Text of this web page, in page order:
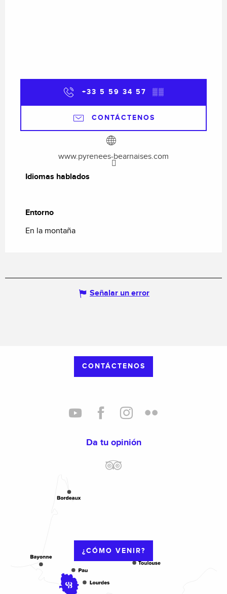
+33 5 59 34 57 ▒▒
CONTÁCTENOS
www.pyrenees-bearnaises.com
Idiomas hablados
Idiomas hablados
Entorno
Entorno
En la montaña
Señalar un error
CONTÁCTENOS
Da tu opinión
¿CÓMO VENIR?